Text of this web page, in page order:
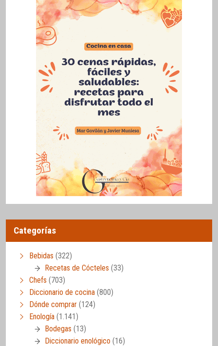
Categorías
Bebidas (322)
Recetas de Cócteles (33)
Chefs (703)
Diccionario de cocina (800)
Dónde comprar (124)
Enología (1.141)
Bodegas (13)
Diccionario enológico (16)